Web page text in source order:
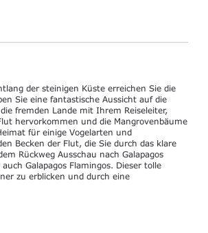
der steinigen Küste erreichen Sie die
Sie eine fantastische Aussicht auf die
fremden Lande mit Ihrem Reiseleiter,
hervorkommen und die Mangrovenbäume
für einige Vogelarten und
Becken der Flut, die Sie durch das klare
Rückweg Ausschau nach Galapagos
Galapagos Flamingos. Dieser tolle
zu erblicken und durch eine